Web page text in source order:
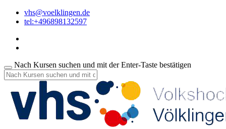
vhs@voelklingen.de
tel:+496898132597
Nach Kursen suchen und mit der Enter-Taste bestätigen